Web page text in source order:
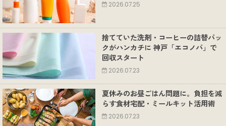
2026.07.25
捨てていた洗剤・コーヒーの詰替パッ
クがハンカチに 神戸「エコノバ」で
回収スタート
2026.07.23
夏休みのお昼ごはん問題に。負担を減
らす食材宅配・ミールキット活用術
2026.07.23